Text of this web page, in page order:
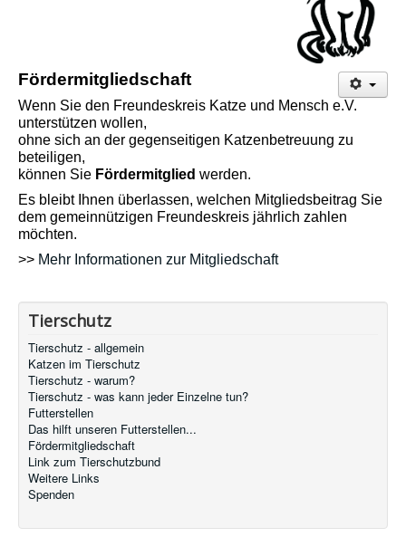
Fördermitgliedschaft
Wenn Sie den Freundeskreis Katze und Mensch e.V.
unterstützen wollen,
ohne sich an der gegenseitigen Katzenbetreuung zu
beteiligen,
können Sie Fördermitglied werden.
Es bleibt Ihnen überlassen, welchen Mitgliedsbeitrag Sie
dem gemeinnützigen Freundeskreis jährlich zahlen
möchten.
>> Mehr Informationen zur Mitgliedschaft
Tierschutz
Tierschutz - allgemein
Katzen im Tierschutz
Tierschutz - warum?
Tierschutz - was kann jeder Einzelne tun?
Futterstellen
Das hilft unseren Futterstellen...
Fördermitgliedschaft
Link zum Tierschutzbund
Weitere Links
Spenden